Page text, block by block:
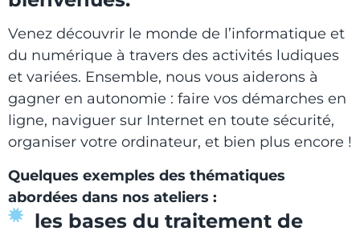
Venez découvrir le monde de l’informatique et
du numérique à travers des activités ludiques
et variées. Ensemble, nous vous aiderons à
gagner en autonomie : faire vos démarches en
ligne, naviguer sur Internet en toute sécurité,
organiser votre ordinateur, et bien plus encore !
Quelques exemples des thématiques
abordées dans nos ateliers :
les bases du traitement de